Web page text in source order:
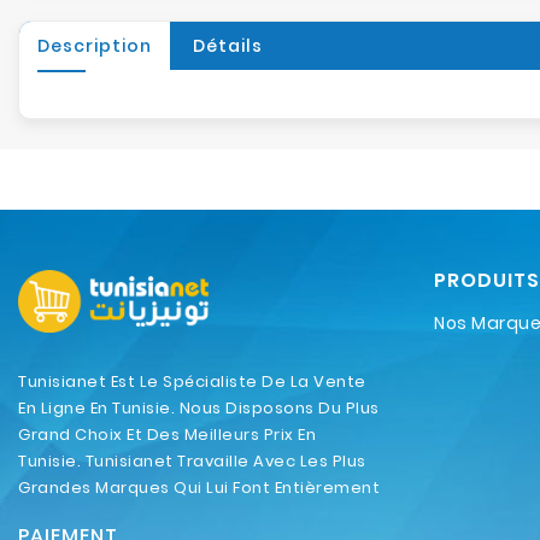
Description Détails
Tunisianet Est Le Spécialiste De La Vente
En Ligne En Tunisie. Nous Disposons Du Plus
Grand Choix Et Des Meilleurs Prix En
Tunisie. Tunisianet Travaille Avec Les Plus
Grandes Marques Qui Lui Font Entièrement
PRODUITS
Nos